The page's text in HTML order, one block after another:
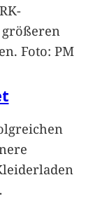
Foto: PM